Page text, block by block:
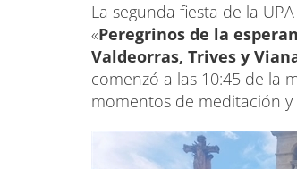
La segunda fiesta de la
«Peregrinos de la
Valdeorras, Trives y
comenzó a las 10:45 de la
momentos de meditación